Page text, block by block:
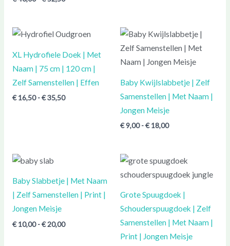
XL Hydrofiele Doek | Met
Naam | 75 cm | 120 cm |
Zelf Samenstellen | Effen
€16,50 -€35,50
Prijsklasse:
€ 16,50
€ 35,50
Baby Kwijlslabbetje | Zelf
Samenstellen | Met Naam |
Jongen Meisje
€9,00 -€18,00
Prijsklasse:
tot
€ 18,00
Baby Slabbetje | Met Naam
| Zelf Samenstellen | Print |
Jongen Meisje
€10,00 -€20,00
tot
€ 20,00
Grote Spuugdoek |
Schouderspuugdoek | Zelf
Samenstellen | Met Naam |
Print | Jongen Meisje
Prijsklasse:
tot